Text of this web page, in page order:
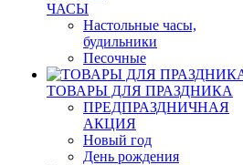
ЧАСЫ
Настольные часы,
будильники
Песочные
ТОВАРЫ ДЛЯ ПРАЗДНИКА
ПРЕДПРАЗДНИЧНАЯ
АКЦИЯ
Новый год
День рождения